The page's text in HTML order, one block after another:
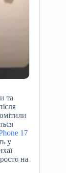
та
17
у
на